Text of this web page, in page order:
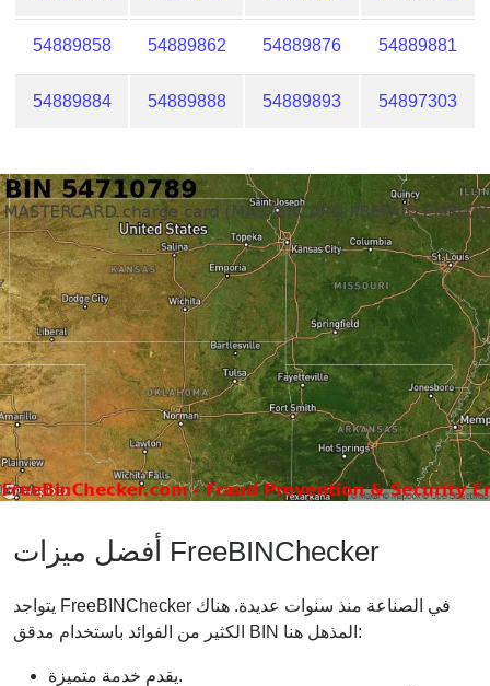
54889858 54889862 54889876 54889881
54889884 54889888 54889893 54897303
أفضل ميزات FreeBINChecker
يتواجد FreeBINChecker في الصناعة منذ سنوات عديدة. هناك
الكثير من الفوائد باستخدام مدقق BIN المذهل هنا:
يقدم خدمة متميزة.